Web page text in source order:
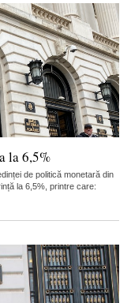
la 6,5%
de politică monetară din
la 6,5%, printre care: